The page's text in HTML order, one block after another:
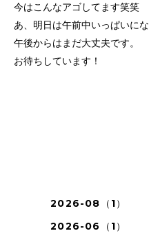
今はこんなアゴしてます笑笑
あ、明日は午前中いっぱいにな
午後からはまだ大丈夫です。
お待ちしています！
2026-08（1）
2026-06（1）